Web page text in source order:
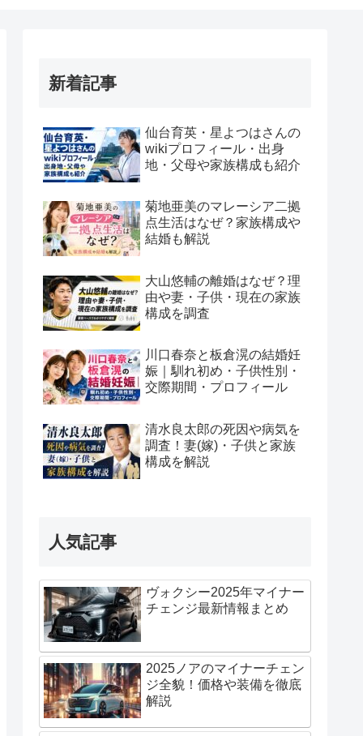
新着記事
仙台育英・星よつはさんの
wikiプロフィール・出身
地・父母や家族構成も紹介
菊地亜美のマレーシア二拠
点生活はなぜ？家族構成や
結婚も解説
大山悠輔の離婚はなぜ？理
由や妻・子供・現在の家族
構成を調査
川口春奈と板倉滉の結婚妊
娠｜馴れ初め・子供性別・
交際期間・プロフィール
清水良太郎の死因や病気を
調査！妻(嫁)・子供と家族
構成を解説
人気記事
ヴォクシー2025年マイナー
チェンジ最新情報まとめ
2025ノアのマイナーチェン
ジ全貌！価格や装備を徹底
解説